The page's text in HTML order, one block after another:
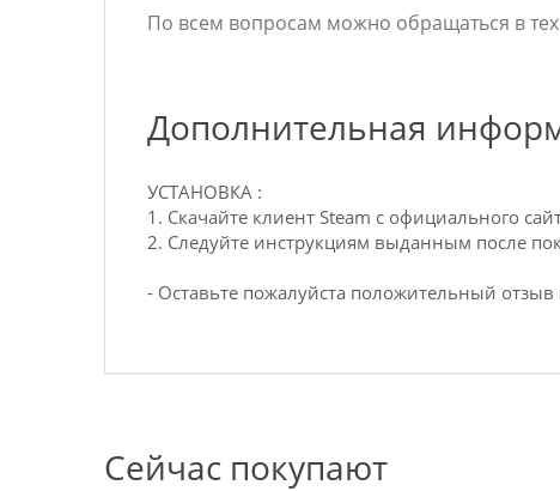
По всем вопросам можно обращаться в
Дополнительная
УСТАНОВКА :
1. Скачайте клиент Steam с официального
2. Следуйте инструкциям выданным после
- Оставьте пожалуйста положительный
Сейчас покупают